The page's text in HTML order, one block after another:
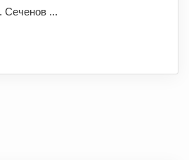
Сеченов ...